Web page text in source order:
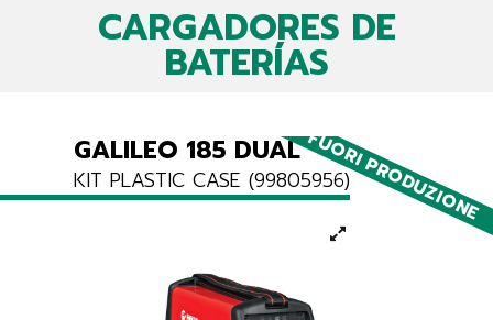
CARGADORES DE
BATERÍAS
FUORI PRODUZIONE
GALILEO 185 DUAL
KIT PLASTIC CASE (99805956)